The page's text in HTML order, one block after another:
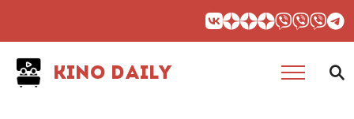
KINO DAILY